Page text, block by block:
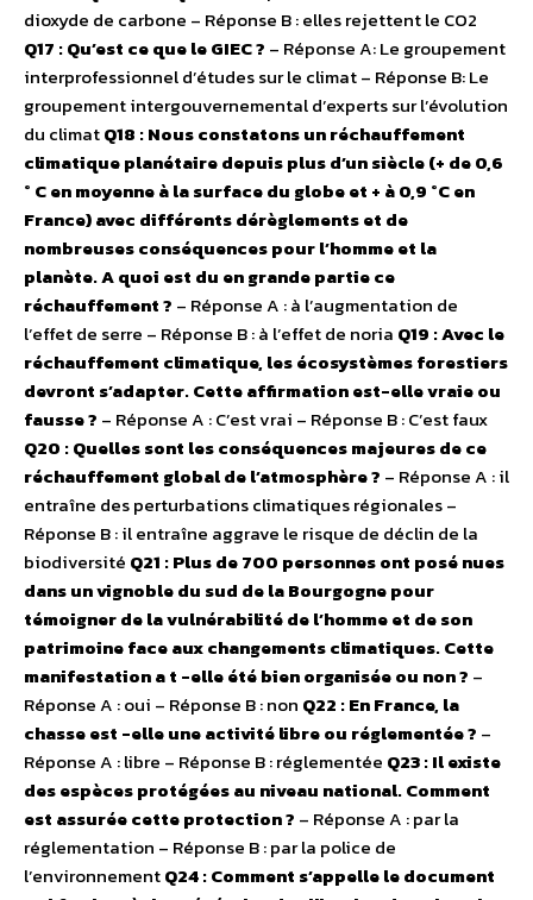
dioxyde de carbone – Réponse B : elles rejettent le CO2
Q17 : Qu’est ce que le GIEC ? – Réponse A: Le groupement
interprofessionnel d’études sur le climat – Réponse B: Le
groupement intergouvernemental d’experts sur l’évolution
du climatQ18 : Nous constatons un réchauffement
climatique planétaire depuis plus d’un siècle (+ de 0,6
° C en moyenne à la surface du globe et + à 0,9 °C en
France) avec différents dérèglements et de
nombreuses conséquences pour l’homme et la
planète. A quoi est du en grande partie ce
réchauffement ? – Réponse A : à l’augmentation de
l’effet de serre – Réponse B : à l’effet de noria Q19 : Avec le
réchauffement climatique, les écosystèmes forestiers
devront s’adapter. Cette affirmation est-elle vraie ou
fausse ? – Réponse A : C’est vrai – Réponse B : C’est faux
Q20 : Quelles sont les conséquences majeures de ce
réchauffement global de l’atmosphère ? – Réponse A : il
entraîne des perturbations climatiques régionales –
Réponse B : il entraîne aggrave le risque de déclin de la
biodiversité Q21 : Plus de 700 personnes ont posé nues
dans un vignoble du sud de la Bourgogne pour
témoigner de la vulnérabilité de l’homme et de son
patrimoine face aux changements climatiques. Cette
manifestation a t -elle été bien organisée ou non ? –
Réponse A : oui – Réponse B : non Q22 : En France, la
chasse est -elle une activité libre ou réglementée ? –
Réponse A : libre – Réponse B : réglementée Q23 : Il existe
des espèces protégées au niveau national. Comment
est assurée cette protection ? – Réponse A : par la
réglementation – Réponse B : par la police de
l’environnementQ24 : Comment s’appelle le document